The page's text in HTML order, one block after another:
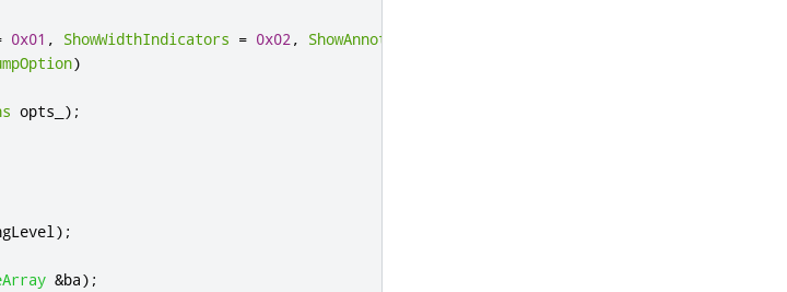
0x01 , ShowWidthIndicators = 0x02, ShowAnnotated
)
opts_ );
);
&ba);